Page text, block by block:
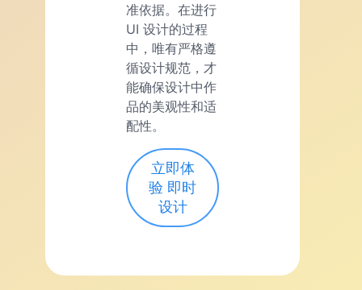
准依据。在进行
UI 设计的过程
中，唯有严格遵
循设计规范，才
能确保设计中作
品的美观性和适
配性。
立即体
验 即时
设计